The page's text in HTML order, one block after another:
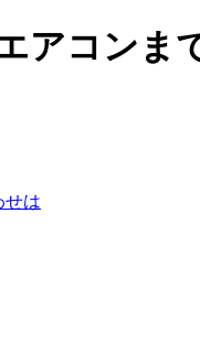
アコンま
せは